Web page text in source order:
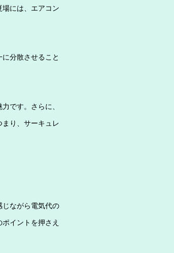
には、エアコン
分散させること
です。さらに、
り、サーキュレ
じながら電気代の
イントを押さえ